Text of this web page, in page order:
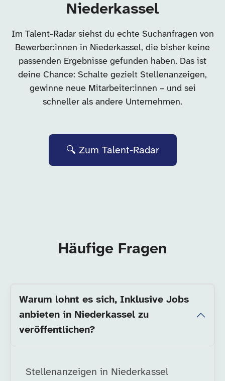
Niederkassel
Im Talent-Radar siehst du echte Suchanfragen von
Bewerber:innen in Niederkassel, die bisher keine
passenden Ergebnisse gefunden haben. Das ist
deine Chance: Schalte gezielt Stellenanzeigen,
gewinne neue Mitarbeiter:innen – und sei
schneller als andere Unternehmen.
🔍 Zum Talent-Radar
Häufige Fragen
Warum lohnt es sich, Inklusive Jobs
anbieten in Niederkassel zu
veröffentlichen?
Stellenanzeigen in Niederkassel